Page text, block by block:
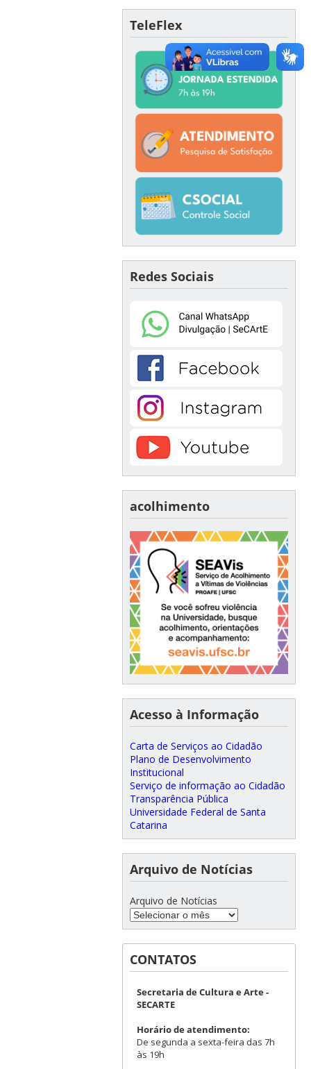
TeleFlex
Redes Sociais
acolhimento
Acesso à Informação
Carta de Serviços ao Cidadão
Plano de Desenvolvimento
Institucional
Serviço de informação ao Cidadão
Transparência Pública
Universidade Federal de Santa
Catarina
Arquivo de Notícias
Arquivo de Notícias
CONTATOS
Secretaria de Cultura e Arte -
SECARTE
Horário de atendimento:
De segunda a sexta-feira das 7h
às 19h